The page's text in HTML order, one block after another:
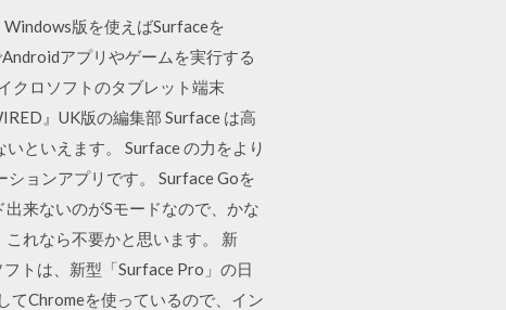
版を使えばSurfaceを
アプリやゲームを実行する
クロソフトのタブレット端末
』UK版の編集部 Surface は高
といえます。 Surface の力をより
ョンアプリです。 Surface Goを
来ないのがSモードなので、かな
れなら不要かと思います。 新
トは、新型「Surface Pro」の日
てChromeを使っているので、イン